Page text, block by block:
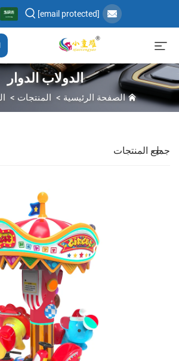
[email protected]
الدولاب الدوار
الصفحة الرئيسية > المنتجات >
جميع المنتجات